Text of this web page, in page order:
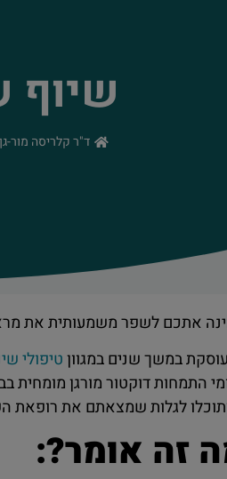
שיוף
ד"ר קלריסה מור-גן
אתכם לשפר משמעותית את
במשך שנים במגווןטיפולי
דוקטור מורגן מומחית
לגלות שמצאתם את רופאת
זה אומר?: